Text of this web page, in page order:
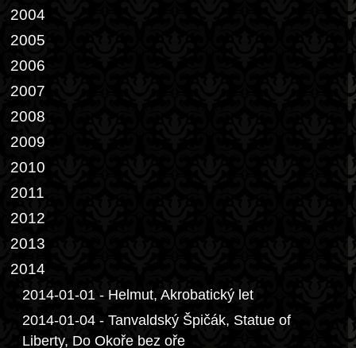
2004
2005
2006
2007
2008
2009
2010
2011
2012
2013
2014
2014-01-01 - Helmut, Akrobatický let
2014-01-04 - Tanvaldský Špičák, Statue of
Liberty, Do Okoře bez oře